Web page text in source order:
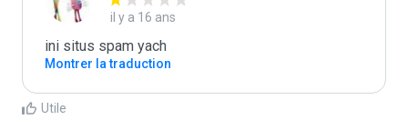
il y a 16 ans
ini situs spam yach
Montrer la traduction
Utile